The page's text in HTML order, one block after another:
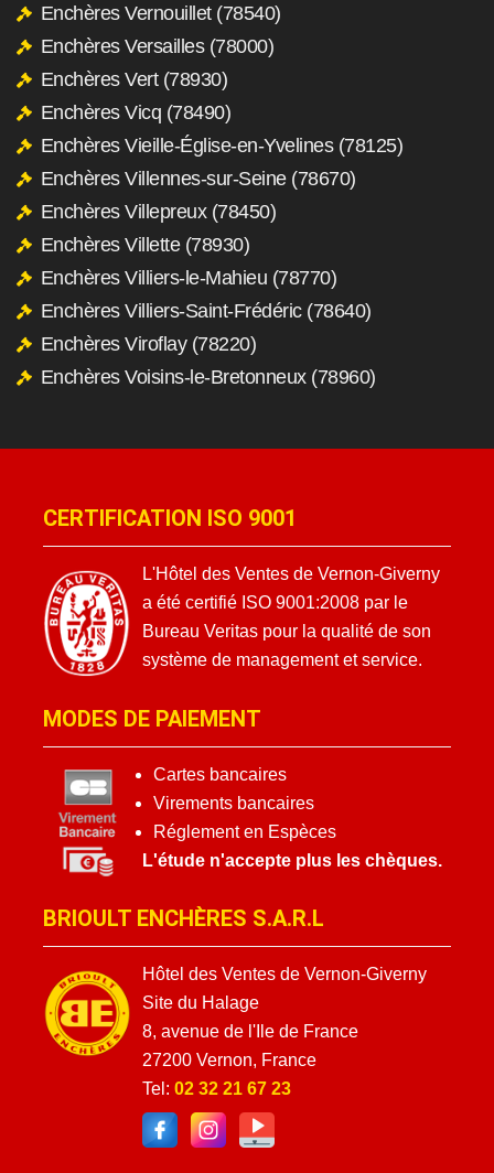
Enchères Vernouillet (78540)
Enchères Versailles (78000)
Enchères Vert (78930)
Enchères Vicq (78490)
Enchères Vieille-Église-en-Yvelines (78125)
Enchères Villennes-sur-Seine (78670)
Enchères Villepreux (78450)
Enchères Villette (78930)
Enchères Villiers-le-Mahieu (78770)
Enchères Villiers-Saint-Frédéric (78640)
Enchères Viroflay (78220)
Enchères Voisins-le-Bretonneux (78960)
CERTIFICATION ISO 9001
L'Hôtel des Ventes de Vernon-Giverny
a été certifié ISO 9001:2008 par le
Bureau Veritas pour la qualité de son
système de management et service.
MODES DE PAIEMENT
Cartes bancaires
Virements bancaires
Réglement en Espèces
L'étude n'accepte plus les chèques.
BRIOULT ENCHÈRES S.A.R.L
Hôtel des Ventes de Vernon-Giverny
Site du Halage
8, avenue de l'Ile de France
27200 Vernon, France
Tel: 02 32 21 67 23